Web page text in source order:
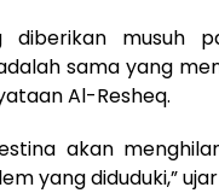
diberikan musuh
sama yang
Al-Resheq.
akan
yang diduduki,”